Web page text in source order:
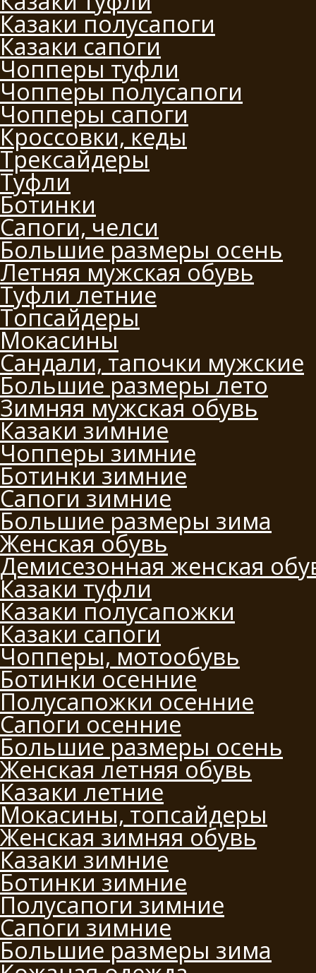
Казаки полусапоги
Казаки сапоги
Чопперы туфли
Чопперы полусапоги
Чопперы сапоги
Кроссовки, кеды
Трексайдеры
Туфли
Ботинки
Сапоги, челси
Большие размеры осень
Летняя мужская обувь
Туфли летние
Топсайдеры
Мокасины
Сандали, тапочки мужские
Большие размеры лето
Зимняя мужская обувь
Казаки зимние
Чопперы зимние
Ботинки зимние
Сапоги зимние
Большие размеры зима
Женская обувь
Демисезонная женская
Казаки туфли
Казаки полусапожки
Казаки сапоги
Чопперы, мотообувь
Ботинки осенние
Полусапожки осенние
Сапоги осенние
Большие размеры осень
Женская летняя обувь
Казаки летние
Мокасины, топсайдеры
Женская зимняя обувь
Казаки зимние
Ботинки зимние
Полусапоги зимние
Сапоги зимние
Большие размеры зима